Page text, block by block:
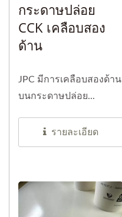
กระดาษปล่อย
CCK เคลือบสอง
ด้าน
JPC มีการเคลือบสองด้าน
บนกระดาษปล่อย...
รายละเอียด